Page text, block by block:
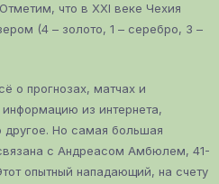
что в XXI веке Чехия
(4 ­– золото, 1 – серебро, 3 –
о прогнозах, матчах и
из интернета,
другое. Но самая большая
с Андреасом Амбюлем, 41-
опытный нападающий, на счету